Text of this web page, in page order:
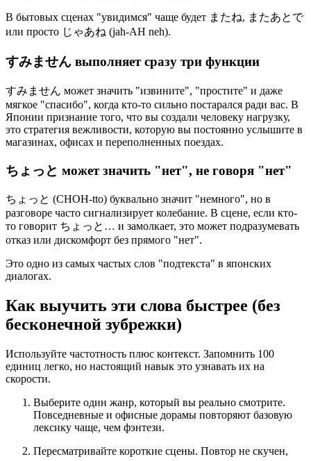
В бытовых сценах "увидимся" чаще будет またね, またあとで
или просто じゃあね (jah-AH neh).
すみません выполняет сразу три функции
すみません может значить "извините", "простите" и даже
мягкое "спасибо", когда кто-то сильно постарался ради вас. В
Японии признание того, что вы создали человеку нагрузку,
это стратегия вежливости, которую вы постоянно услышите в
магазинах, офисах и переполненных поездах.
ちょっと может значить "нет", не говоря "нет"
ちょっと (CHOH-tto) буквально значит "немного", но в
разговоре часто сигнализирует колебание. В сцене, если кто-
то говорит ちょっと… и замолкает, это может подразумевать
отказ или дискомфорт без прямого "нет".
Это одно из самых частых слов "подтекста" в японских
диалогах.
Как выучить эти слова быстрее (без
бесконечной зубрежки)
Используйте частотность плюс контекст. Запомнить 100
единиц легко, но настоящий навык это узнавать их на
скорости.
Выберите один жанр, который вы реально смотрите.
Повседневные и офисные дорамы повторяют базовую
лексику чаще, чем фэнтези.
Пересматривайте короткие сцены. Повтор не скучен,